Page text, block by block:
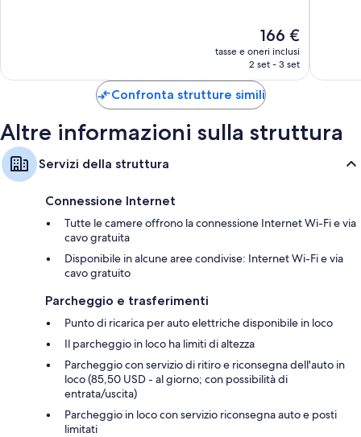
Il
prezzo
attuale
166 €
166 €
tasse e oneri inclusi
2 set - 3 set
Confronta strutture simili
Altre informazioni sulla struttura
Servizi della struttura
Connessione Internet
Tutte le camere offrono la connessione Internet Wi-Fi e via
cavo gratuita
Disponibile in alcune aree condivise: Internet Wi-Fi e via
cavo gratuito
Parcheggio e trasferimenti
Punto di ricarica per auto elettriche disponibile in loco
Il parcheggio in loco ha limiti di altezza
Parcheggio con servizio di ritiro e riconsegna dell'auto in
loco (85,50 USD - al giorno; con possibilità di
entrata/uscita)
Parcheggio in loco con servizio riconsegna auto e posti
limitati